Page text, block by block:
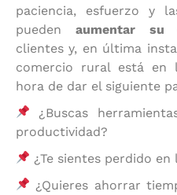
paciencia, esfuerzo y
pueden aumentar su
clientes y, en última
comercio rural está en
hora de dar el siguiente
¿Buscas
productividad?
¿Te sientes perdido en
¿Quieres ahorrar